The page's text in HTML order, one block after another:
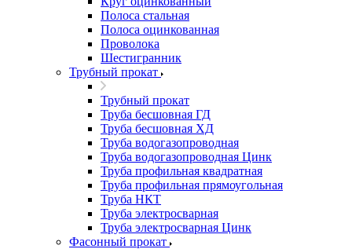
Полоса стальная
Полоса оцинкованная
Проволока
Шестигранник
Трубный прокат
Трубный прокат
Труба бесшовная ГД
Труба бесшовная ХД
Труба водогазопроводная
Труба водогазопроводная Цинк
Труба профильная квадратная
Труба профильная прямоугольная
Труба НКТ
Труба электросварная
Труба электросварная Цинк
Фасонный прокат